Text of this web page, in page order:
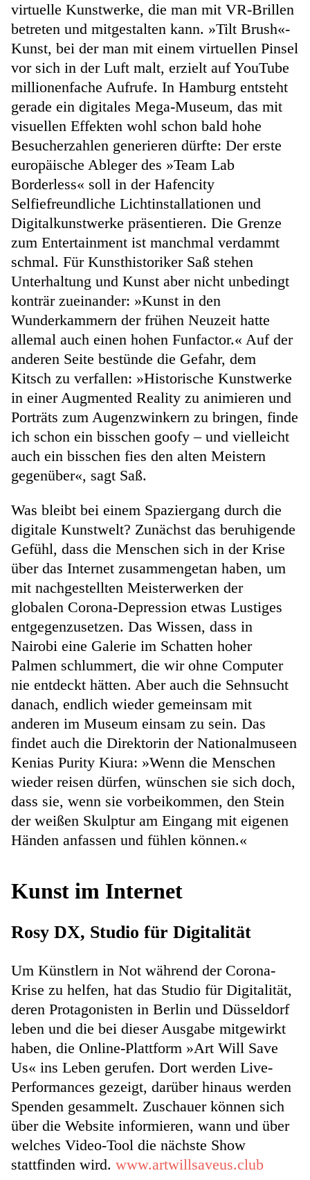
virtuelle Kunstwerke, die man mit VR-Brillen
betreten und mitgestalten kann. »Tilt Brush«-
Kunst, bei der man mit einem virtuellen Pinsel
vor sich in der Luft malt, erzielt auf YouTube
millionenfache Aufrufe. In Hamburg entsteht
gerade ein digitales Mega-Museum, das mit
visuellen Effekten wohl schon bald hohe
Besucherzahlen generieren dürfte: Der erste
europäische Ableger des »Team Lab
Borderless« soll in der Hafencity
Selfiefreundliche Lichtinstallationen und
Digitalkunstwerke präsentieren. Die Grenze
zum Entertainment ist manchmal verdammt
schmal. Für Kunsthistoriker Saß stehen
Unterhaltung und Kunst aber nicht unbedingt
konträr zueinander: »Kunst in den
Wunderkammern der frühen Neuzeit hatte
allemal auch einen hohen Funfactor.« Auf der
anderen Seite bestünde die Gefahr, dem
Kitsch zu verfallen: »Historische Kunstwerke
in einer Augmented Reality zu animieren und
Porträts zum Augenzwinkern zu bringen, finde
ich schon ein bisschen goofy – und vielleicht
auch ein bisschen fies den alten Meistern
gegenüber«, sagt Saß.
Was bleibt bei einem Spaziergang durch die
digitale Kunstwelt? Zunächst das beruhigende
Gefühl, dass die Menschen sich in der Krise
über das Internet zusammengetan haben, um
mit nachgestellten Meisterwerken der
globalen Corona-Depression etwas Lustiges
entgegenzusetzen. Das Wissen, dass in
Nairobi eine Galerie im Schatten hoher
Palmen schlummert, die wir ohne Computer
nie entdeckt hätten. Aber auch die Sehnsucht
danach, endlich wieder gemeinsam mit
anderen im Museum einsam zu sein. Das
findet auch die Direktorin der Nationalmuseen
Kenias Purity Kiura: »Wenn die Menschen
wieder reisen dürfen, wünschen sie sich doch,
dass sie, wenn sie vorbeikommen, den Stein
der weißen Skulptur am Eingang mit eigenen
Händen anfassen und fühlen können.«
Kunst im Internet
Rosy DX, Studio für Digitalität
Um Künstlern in Not während der Corona-
Krise zu helfen, hat das Studio für Digitalität,
deren Protagonisten in Berlin und Düsseldorf
leben und die bei dieser Ausgabe mitgewirkt
haben, die Online-Plattform »Art Will Save
Us« ins Leben gerufen. Dort werden Live-
Performances gezeigt, darüber hinaus werden
Spenden gesammelt. Zuschauer können sich
über die Website informieren, wann und über
welches Video-Tool die nächste Show
stattfinden wird. www.artwillsaveus.club